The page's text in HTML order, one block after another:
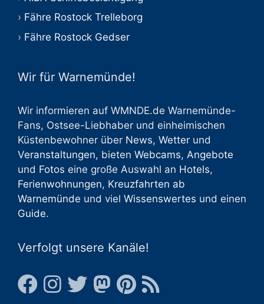
Fähre Rostock Trelleborg
Fähre Rostock Gedser
Wir für Warnemünde!
Wir informieren auf WMNDE.de Warnemünde-
Fans, Ostsee-Liebhaber und einheimischen
Küstenbewohner über News, Wetter und
Veranstaltungen, bieten Webcams, Angebote
und Fotos eine große Auswahl an Hotels,
Ferienwohnungen, Kreuzfahrten ab
Warnemünde und viel Wissenswertes und einen
Guide.
Verfolgt unsere Kanäle!